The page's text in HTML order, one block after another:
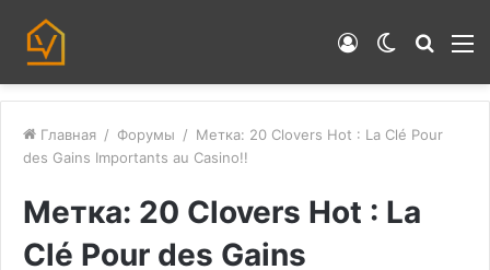
Switch
Войти
Главная / Форумы / Метка: 20 Clovers Hot : La Clé Pour
des Gains Importants au Casino!!
Метка: 20 Clovers Hot : La
Clé Pour des Gains